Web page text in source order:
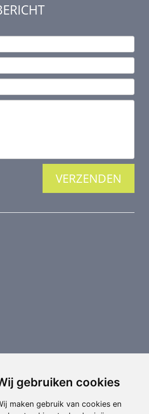
gebruiken cookies
maken gebruik van cookies en